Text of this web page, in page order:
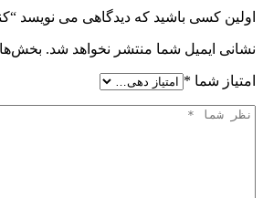
اولین کسی باشید که دیدگاهی می نویسد “کنسرو 800گرمی گربه بالغ یو اس پت گوساله
نشانی ایمیل شما منتشر نخواهد شد.
امتیاز شما *